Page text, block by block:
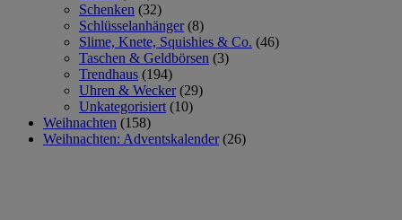
Schenken (32)
Schlüsselanhänger (8)
Slime, Knete, Squishies & Co. (46)
Taschen & Geldbörsen (3)
Trendhaus (194)
Uhren & Wecker (29)
Unkategorisiert (10)
Weihnachten (158)
Weihnachten: Adventskalender (26)